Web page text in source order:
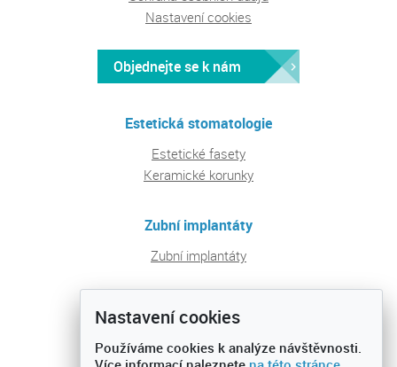
Nastavení cookies
Objednejte se k nám
Estetická stomatologie
Estetické fasety
Keramické korunky
Zubní implantáty
Zubní implantáty
Pravidelná péče a prevence
Preventivní prohlídky
Nastavení cookies
Používáme cookies k analýze návštěvnosti.